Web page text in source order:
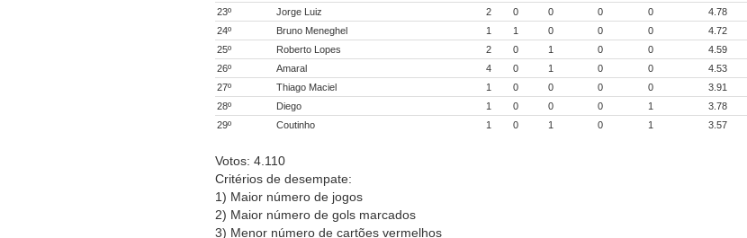
23º
Jorge Luiz 2 0 0 0 0
4.78
24º
Bruno Meneghel 1 1 0 0 0
4.72
25º
Roberto Lopes 2 0 1 0 0
4.59
26º
Amaral 4 0 1 0 0
4.53
27º
Thiago Maciel 1 0 0 0 0
3.91
28º
Diego 1 0 0 0 1
3.78
29º
Coutinho 1 0 1 0 1 3.57
Votos: 4.110
Critérios de desempate:
1) Maior número de jogos
2) Maior número de gols marcados
3) Menor número de cartões vermelhos